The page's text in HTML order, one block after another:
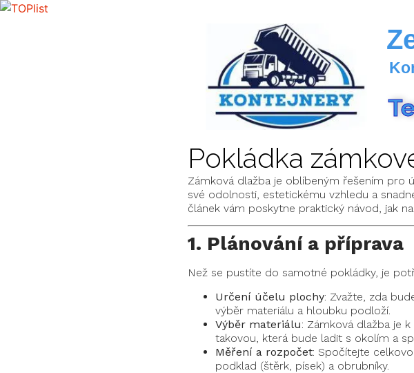
Pokládka
Zámková dlažba je oblíbeným řešením pro
své odolnosti, estetickému vzhledu a
článek vám poskytne praktický návod, jak
1. Plánování a příprava
Než se pustíte do samotné pokládky, je
Určení účelu plochy: Zvažte, zda
výběr materiálu a hloubku podloží.
Výběr materiálu: Zámková dlažba je
takovou, která bude ladit s okolím a
Měření a rozpočet: Spočítejte
podklad (štěrk, písek) a obrubníky.